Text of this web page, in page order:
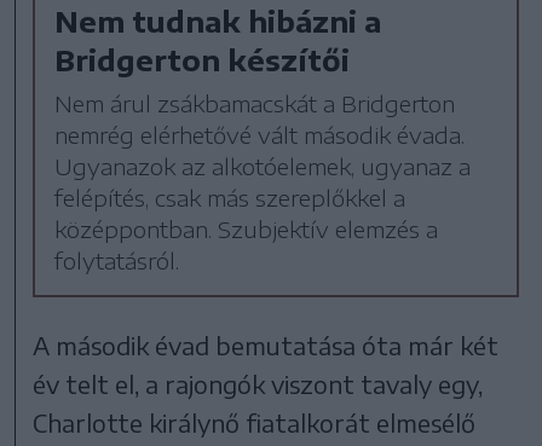
Nem tudnak hibázni a
Bridgerton készítői
Nem árul zsákbamacskát a Bridgerton
nemrég elérhetővé vált második évada.
Ugyanazok az alkotóelemek, ugyanaz a
felépítés, csak más szereplőkkel a
középpontban. Szubjektív elemzés a
folytatásról.
A második évad bemutatása óta már két
év telt el, a rajongók viszont tavaly egy,
Charlotte királynő fiatalkorát elmesélő